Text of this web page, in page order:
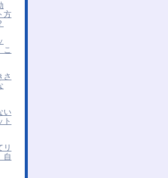
方
こ
さ
い
ト
リ
自